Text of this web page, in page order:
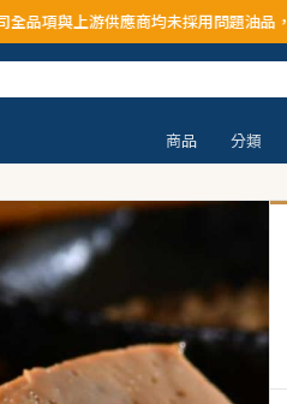
未採用問題油品，請安心購買食用
商品 分類